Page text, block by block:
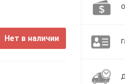
Нет в наличии